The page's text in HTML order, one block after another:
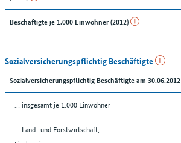
Beschäftigte je 1.000 Einwohner (2012)
Sozialversicherungspflichtig Beschäftigte
Sozialversicherungspflichtig Beschäftigte am 30.06.2012
… insgesamt je 1.000 Einwohner
... Land- und Forstwirtschaft,